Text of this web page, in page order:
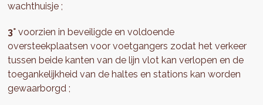
wachthuisje ;
3°voorzien in beveiligde en voldoende
oversteekplaatsen voor voetgangers zodat het verkeer
tussen beide kanten van de lijn vlot kan verlopen en de
toegankelijkheid van de haltes en stations kan worden
gewaarborgd ;